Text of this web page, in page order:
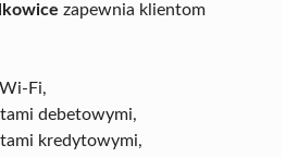
zapewnia klientom
Fi,
debetowymi,
kredytowymi,